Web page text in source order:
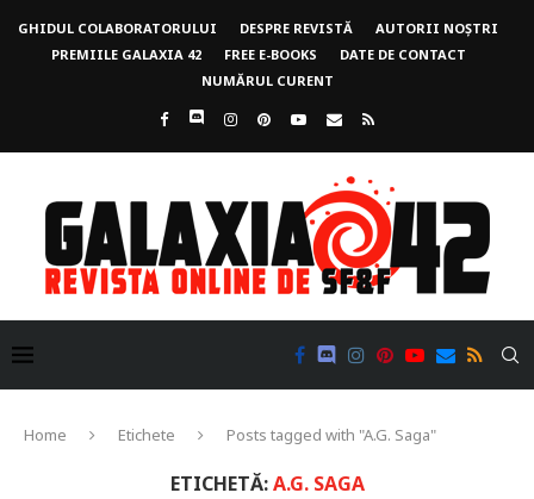
GHIDUL COLABORATORULUI DESPRE REVISTĂ
AUTORII NOȘTRI
PREMIILE GALAXIA 42
FREE E-BOOKS
DATE DE CONTACT
NUMĂRUL CURENT
Home Etichete Posts tagged with "A.G. Saga"
ETICHETĂ:A.G. SAGA